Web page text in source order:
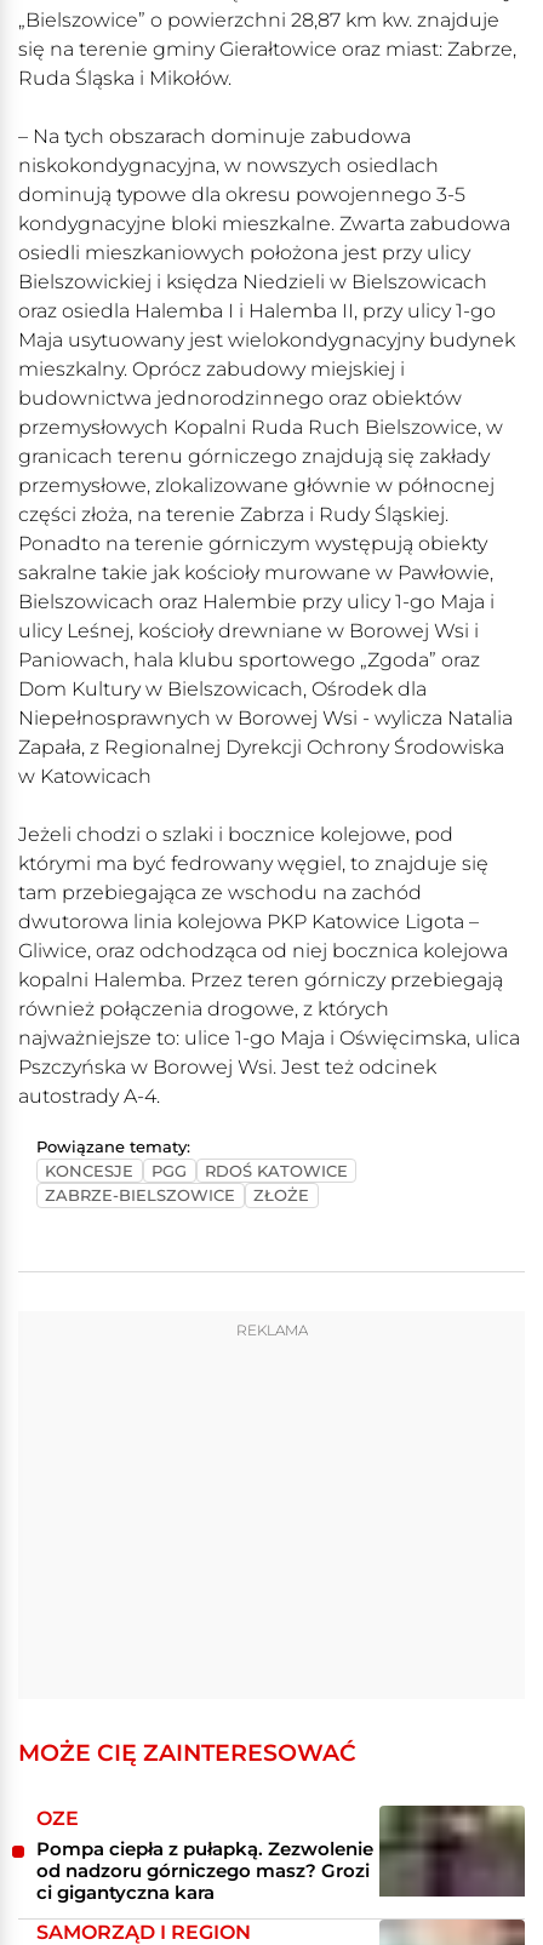
„Bielszowice” o powierzchni 28,87 km kw. znajduje
się na terenie gminy Gierałtowice oraz miast: Zabrze,
Ruda Śląska i Mikołów.
– Na tych obszarach dominuje zabudowa
niskokondygnacyjna, w nowszych osiedlach
dominują typowe dla okresu powojennego 3-5
kondygnacyjne bloki mieszkalne. Zwarta zabudowa
osiedli mieszkaniowych położona jest przy ulicy
Bielszowickiej i księdza Niedzieli w Bielszowicach
oraz osiedla Halemba I i Halemba II, przy ulicy 1-go
Maja usytuowany jest wielokondygnacyjny budynek
mieszkalny. Oprócz zabudowy miejskiej i
budownictwa jednorodzinnego oraz obiektów
przemysłowych Kopalni Ruda Ruch Bielszowice, w
granicach terenu górniczego znajdują się zakłady
przemysłowe, zlokalizowane głównie w północnej
części złoża, na terenie Zabrza i Rudy Śląskiej.
Ponadto na terenie górniczym występują obiekty
sakralne takie jak kościoły murowane w Pawłowie,
Bielszowicach oraz Halembie przy ulicy 1-go Maja i
ulicy Leśnej, kościoły drewniane w Borowej Wsi i
Paniowach, hala klubu sportowego „Zgoda” oraz
Dom Kultury w Bielszowicach, Ośrodek dla
Niepełnosprawnych w Borowej Wsi - wylicza Natalia
Zapała, z Regionalnej Dyrekcji Ochrony Środowiska
w Katowicach
Jeżeli chodzi o szlaki i bocznice kolejowe, pod
którymi ma być fedrowany węgiel, to znajduje się
tam przebiegająca ze wschodu na zachód
dwutorowa linia kolejowa PKP Katowice Ligota –
Gliwice, oraz odchodząca od niej bocznica kolejowa
kopalni Halemba. Przez teren górniczy przebiegają
również połączenia drogowe, z których
najważniejsze to: ulice 1-go Maja i Oświęcimska, ulica
Pszczyńska w Borowej Wsi. Jest też odcinek
autostrady A-4.
Powiązane tematy:
KONCESJE
PGG
RDOŚ KATOWICE
ZABRZE-BIELSZOWICE
ZŁOŻE
REKLAMA
MOŻE CIĘ ZAINTERESOWAĆ
OZE
Pompa ciepła z pułapką. Zezwolenie
od nadzoru górniczego masz? Grozi
ci gigantyczna kara
SAMORZĄD I REGION